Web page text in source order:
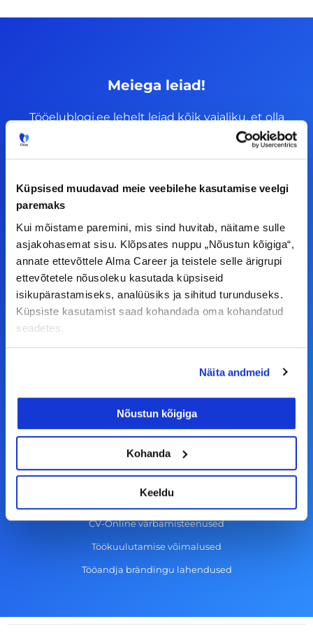
Küpsised muudavad meie veebilehe kasutamise veelgi
paremaks
Kui mõistame paremini, mis sind huvitab, näitame sulle
asjakohasemat sisu. Klõpsates nuppu „Nõustun kõigiga“,
annate ettevõttele Alma Career ja teistele selle ärigrupi
ettevõtetele nõusoleku kasutada küpsiseid
isikupärastamiseks, analüüsiks ja sihitud turunduseks.
Küpsiste kasutamist saad kohandada oma kohandatud
seadetes.
Näita andmeid
Nõustun kõigiga
Kohanda
Keeldu
Meiega leiad!
Tööelublogi.ee lehelt leiad kõik vajaliku, et olla
kursis tööturu uudistega. Kui sul on
F
a
c
e
b
o
-
I
n
s
t
a
r
m
L
i
n
k
e
i
Y
o
u
t
u
e
© Alma Career Estonia OÜ
KKK
Kasutustingimused
Tööandjale
Lisa töökuulutus CV.ee lehele
CV-Online värbamisteenused
Töökuulutamise võimalused
Tööandja brändingu lahendused